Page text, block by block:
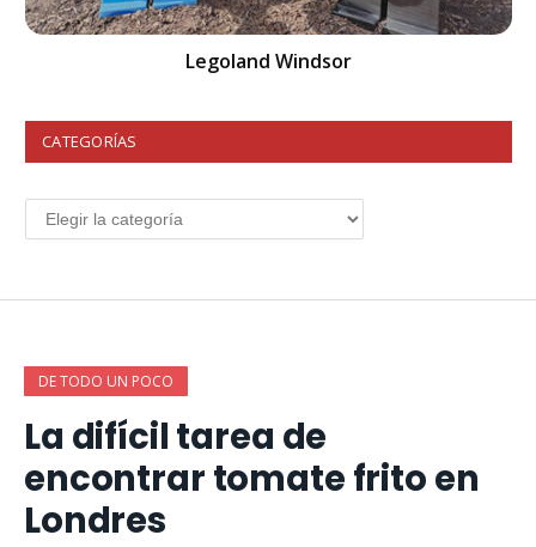
Legoland Windsor
CATEGORÍAS
DE TODO UN POCO
La difícil tarea de
encontrar tomate frito en
Londres